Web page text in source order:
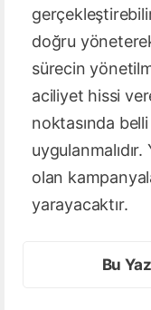
doğru
sürecin
aciliyet hissi
noktasında belli
uygulanmalıdır.
olan
yarayacaktır.
Bu